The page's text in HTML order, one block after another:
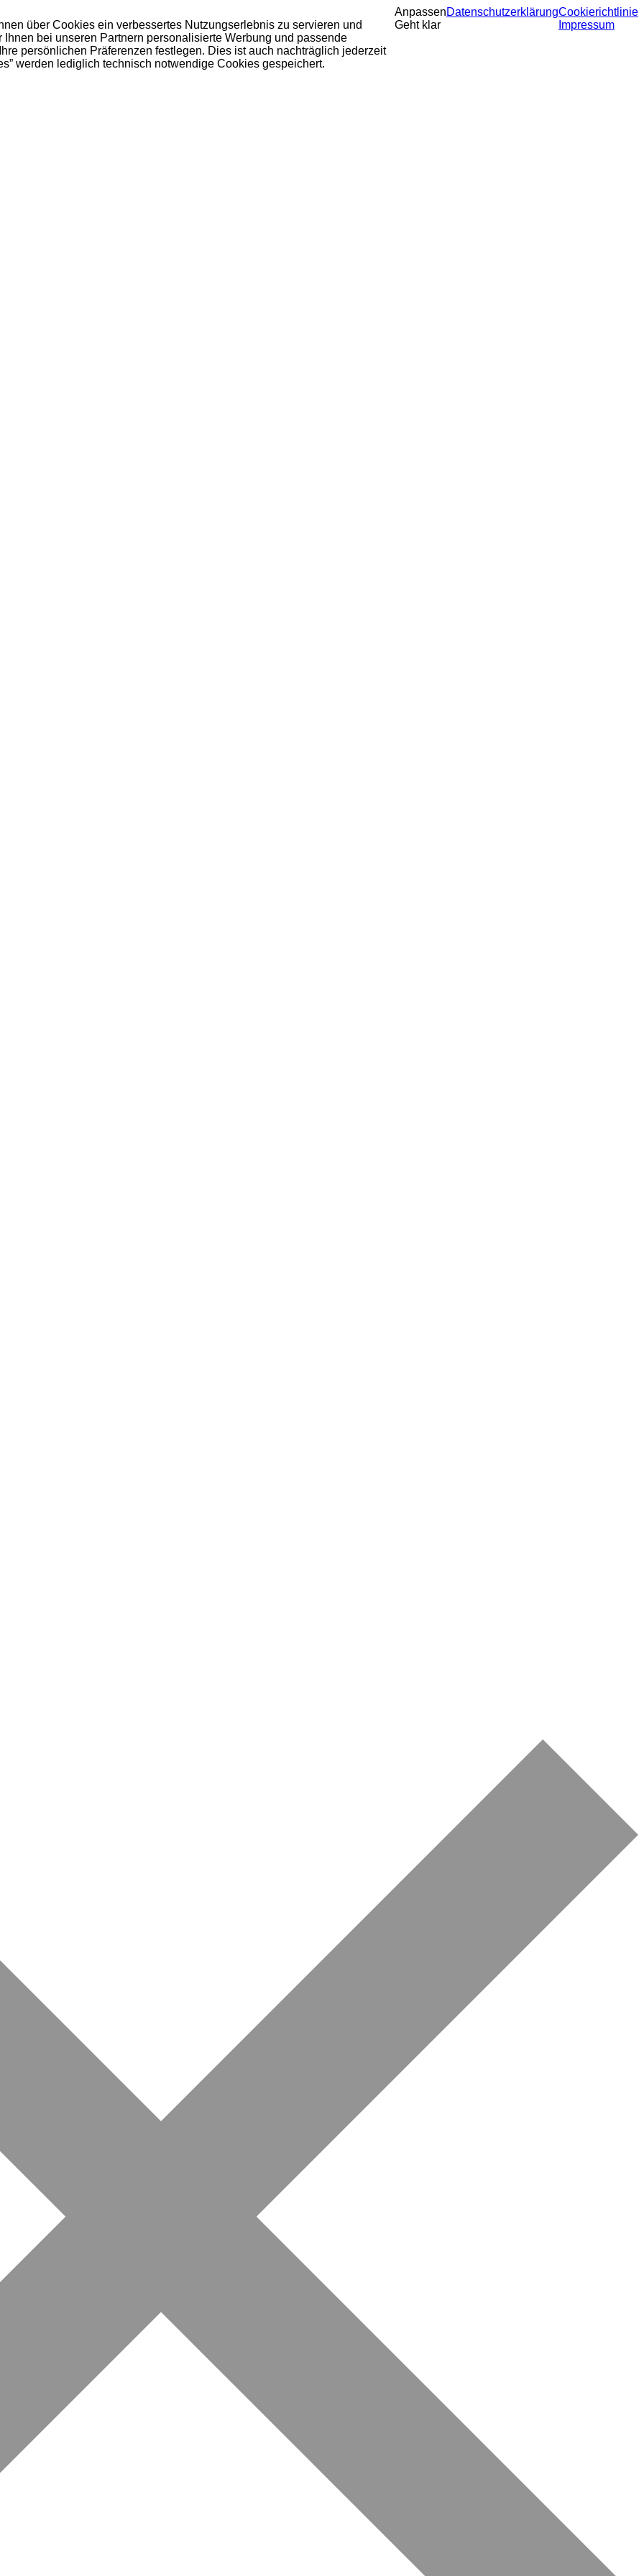
über Cookies ein verbessertes Nutzungserlebnis zu servieren und
bei unseren Partnern personalisierte Werbung und passende
persönlichen Präferenzen festlegen. Dies ist auch nachträglich jederzeit
werden lediglich technisch notwendige Cookies gespeichert.
Anpassen
Geht klar
DatenschutzerklärungCookierichtlinie
Impressum